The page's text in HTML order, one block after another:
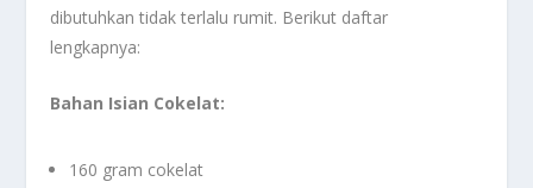
dibutuhkan tidak terlalu rumit. Berikut daftar
lengkapnya:
Bahan Isian Cokelat:
160 gram cokelat